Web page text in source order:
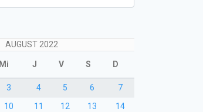
AUGUST 2022
Mi J V S D
3 4 5 6
7
10 11 12 13
14